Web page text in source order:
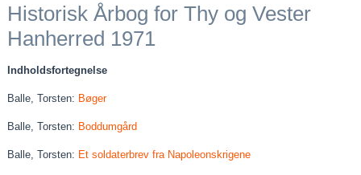
Historisk Årbog for Thy og Vester
Hanherred 1971
Indholdsfortegnelse
Balle, Torsten: Bøger
Balle, Torsten: Boddumgård
Balle, Torsten: Et soldaterbrev fra Napoleonskrigene